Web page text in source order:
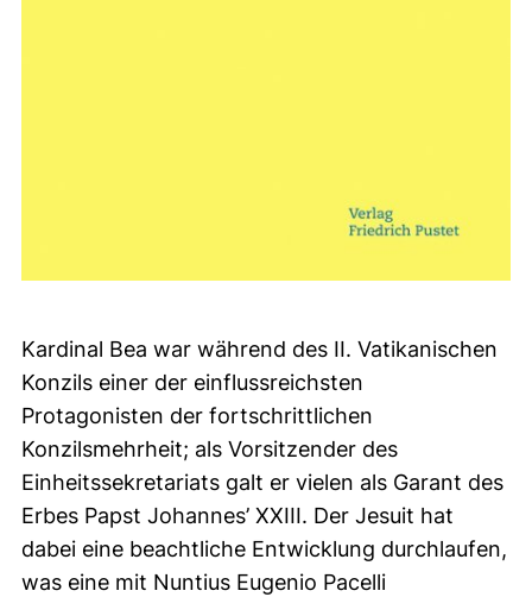
Kardinal Bea war während des II. Vatikanischen
Konzils einer der einflussreichsten
Protagonisten der fortschrittlichen
Konzilsmehrheit; als Vorsitzender des
Einheitssekretariats galt er vielen als Garant des
Erbes Papst Johannes’ XXIII. Der Jesuit hat
dabei eine beachtliche Entwicklung durchlaufen,
was eine mit Nuntius Eugenio Pacelli